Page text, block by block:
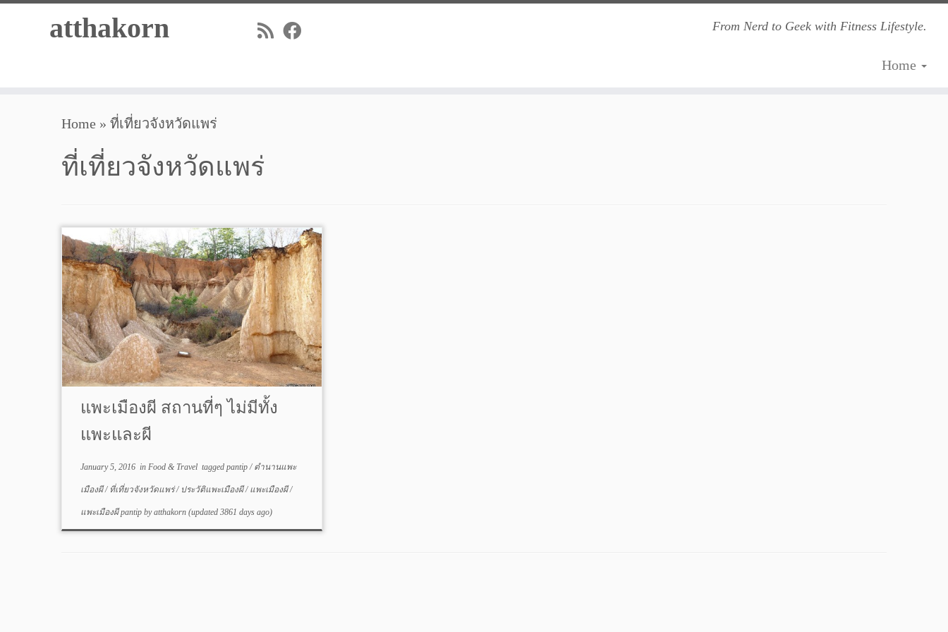
atthakorn From Nerd to Geek with Fitness Lifestyle.
Home
Home » ที่เที่ยวจังหวัดแพร่
ที่เที่ยวจังหวัดแพร่
แพะเมืองผี สถานที่ๆ ไม่มีทั้ง
แพะและผี
January 5, 2016in Food & Travel tagged pantip/ ตำนานแพะ
เมืองผี/ ที่เที่ยวจังหวัดแพร่/ ประวัติแพะเมืองผี/ แพะเมืองผี/
แพะเมืองผี pantip byatthakorn(updated 3861 days ago)